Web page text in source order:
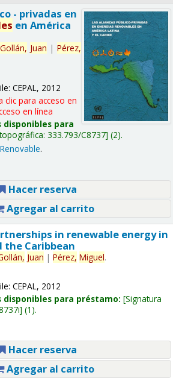
- privadas en
en América
Gollán, Juan | Pérez,
CEPAL, 2012
clic para acceso en
en línea
disponibles para
333.793/C8737 (2).
.
Hacer reserva
Agregar al carrito
in renewable energy in
the Caribbean
Juan | Pérez, Miguel.
CEPAL, 2012
disponibles para préstamo: Signatura
(1).
Hacer reserva
Agregar al carrito